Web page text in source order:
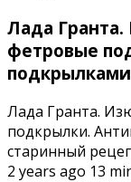
Лада
фетровые
Лада Гранта.
подкрылки.
старинный
2 years ago 13